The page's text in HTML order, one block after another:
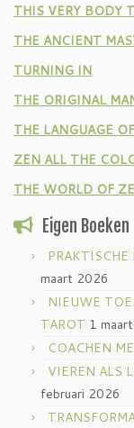
THIS VERY BODY
THE ANCIENT
TURNING IN
THE ORIGINAL
THE LANGUAGE
ZEN ALL THE
THE WORLD OF
Eigen Boeken
maart 2026
NIEUWE
TAROT 1
COACHEN
VIEREN ALS
februari 2026